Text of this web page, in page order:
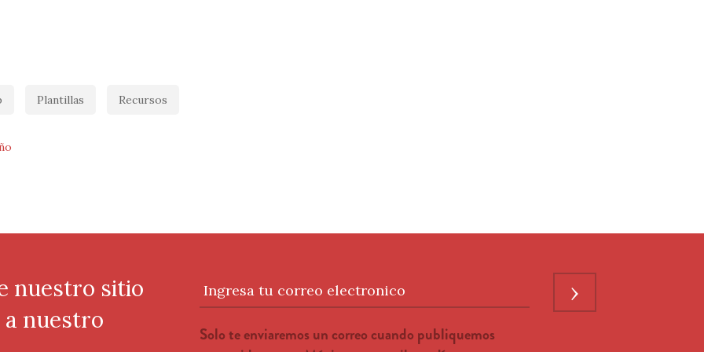
Plantillas Recursos
nuestro sitio
nuestro
Ingresa tu correo electronico
Solo te enviaremos un correo cuando publiquemos
›